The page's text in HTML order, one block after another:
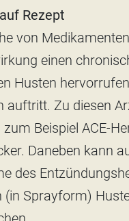
Rezept
von
einen
Husten
auftritt. Zu diesen
zum Beispiel ACE-
Daneben kann
des
(in Sprayform)